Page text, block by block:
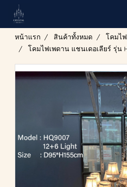
หน้าแรก สินค้าทั้งหมด
โคมไ
โคมไฟเพดาน แชนเดอเลียร์ รุ่น